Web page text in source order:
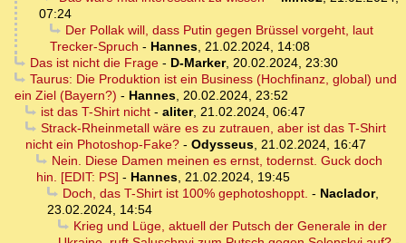
07:24
Der Pollak will, dass Putin gegen Brüssel vorgeht, laut
Trecker-Spruch - Hannes, 21.02.2024, 14:08
Das ist nicht die Frage- D-Marker, 20.02.2024, 23:30
Taurus: Die Produktion ist ein Business (Hochfinanz, global) und
ein Ziel (Bayern?) - Hannes, 20.02.2024, 23:52
ist das T-Shirt nicht- aliter, 21.02.2024, 06:47
Strack-Rheinmetall wäre es zu zutrauen, aber ist das T-Shirt
nicht ein Photoshop-Fake? - Odysseus, 21.02.2024, 16:47
Nein. Diese Damen meinen es ernst, todernst. Guck doch
hin. [EDIT: PS] - Hannes, 21.02.2024, 19:45
Doch, das T-Shirt ist 100% gephotoshoppt. - Naclador,
23.02.2024, 14:54
Krieg und Lüge, aktuell der Putsch der Generale in der